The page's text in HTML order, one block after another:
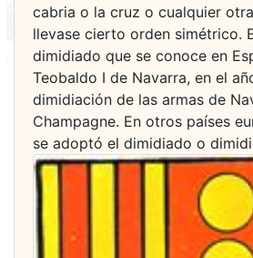
cabria o la cruz o cualquier
llevase cierto orden simétrico.
dimidiado que se conoce en
Teobaldo I de Navarra, en el
dimidiación de las armas de
Champagne. En otros países
se adoptó el dimidiado o